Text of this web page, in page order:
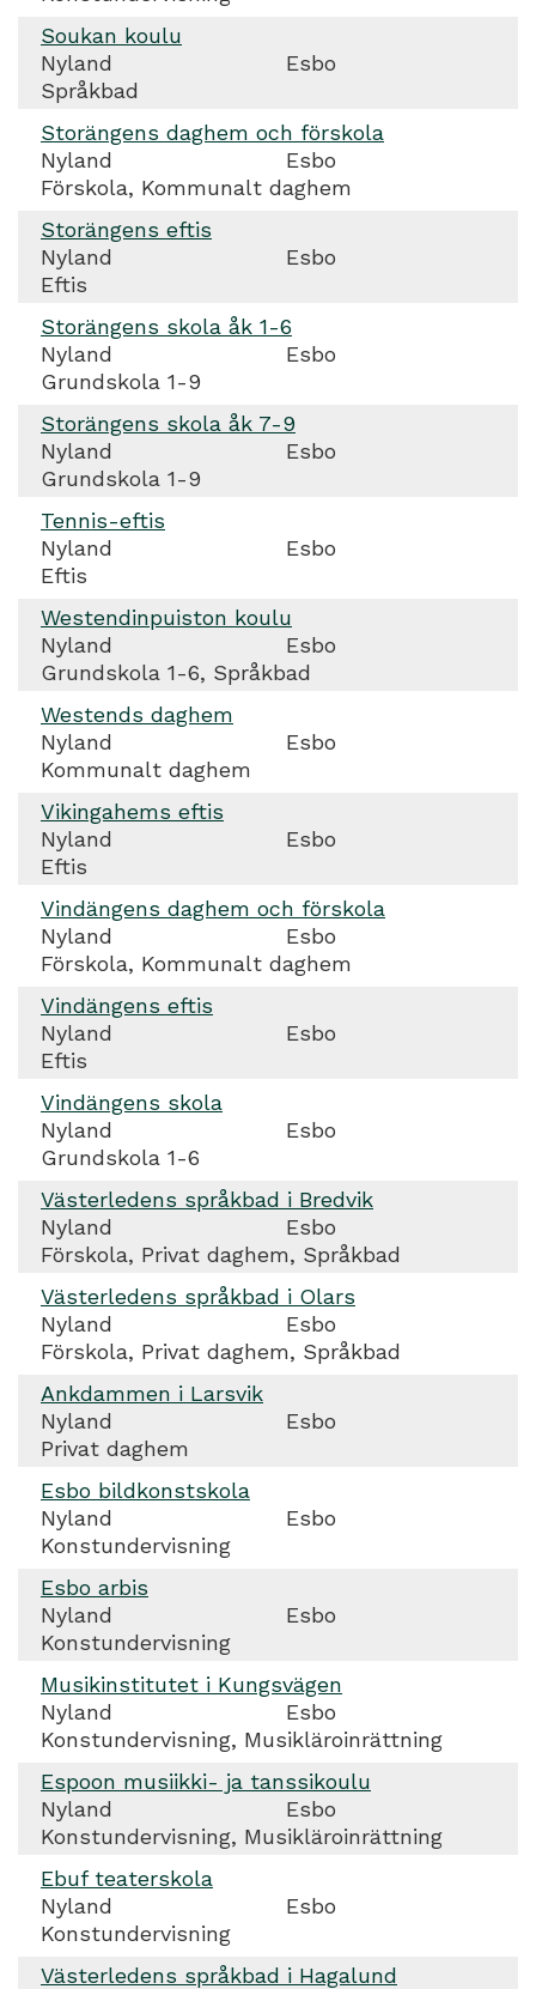
Soukan koulu
Nyland
Esbo
Språkbad
Storängens daghem och förskola
Nyland
Esbo
Förskola, Kommunalt daghem
Storängens eftis
Nyland
Esbo
Eftis
Storängens skola åk 1-6
Nyland
Esbo
Grundskola 1-9
Storängens skola åk 7-9
Nyland
Esbo
Grundskola 1-9
Tennis-eftis
Nyland
Esbo
Eftis
Westendinpuiston koulu
Nyland
Esbo
Grundskola 1-6, Språkbad
Westends daghem
Nyland
Esbo
Kommunalt daghem
Vikingahems eftis
Nyland
Esbo
Eftis
Vindängens daghem och förskola
Nyland
Esbo
Förskola, Kommunalt daghem
Vindängens eftis
Nyland
Esbo
Eftis
Vindängens skola
Nyland
Esbo
Grundskola 1-6
Västerledens språkbad i Bredvik
Nyland
Esbo
Förskola, Privat daghem, Språkbad
Västerledens språkbad i Olars
Nyland
Esbo
Förskola, Privat daghem, Språkbad
Ankdammen i Larsvik
Nyland
Esbo
Privat daghem
Esbo bildkonstskola
Nyland
Esbo
Konstundervisning
Esbo arbis
Nyland
Esbo
Konstundervisning
Musikinstitutet i Kungsvägen
Nyland
Esbo
Konstundervisning, Musikläroinrättning
Espoon musiikki- ja tanssikoulu
Nyland
Esbo
Konstundervisning, Musikläroinrättning
Ebuf teaterskola
Nyland
Esbo
Konstundervisning
Västerledens språkbad i Hagalund